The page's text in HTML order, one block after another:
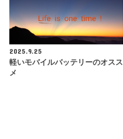
2025.9.25
軽いモバイルバッテリーのオスス
メ